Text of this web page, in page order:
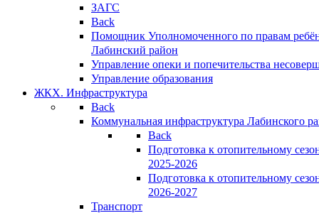
ЗАГС
Back
Помощник Уполномоченного по правам
Лабинский район
Управление опеки и попечительства
Управление образования
ЖКХ. Инфраструктура
Back
Коммунальная инфраструктура Лабинского
Back
Подготовка к отопительному
2025-2026
Подготовка к отопительному
2026-2027
Транспорт